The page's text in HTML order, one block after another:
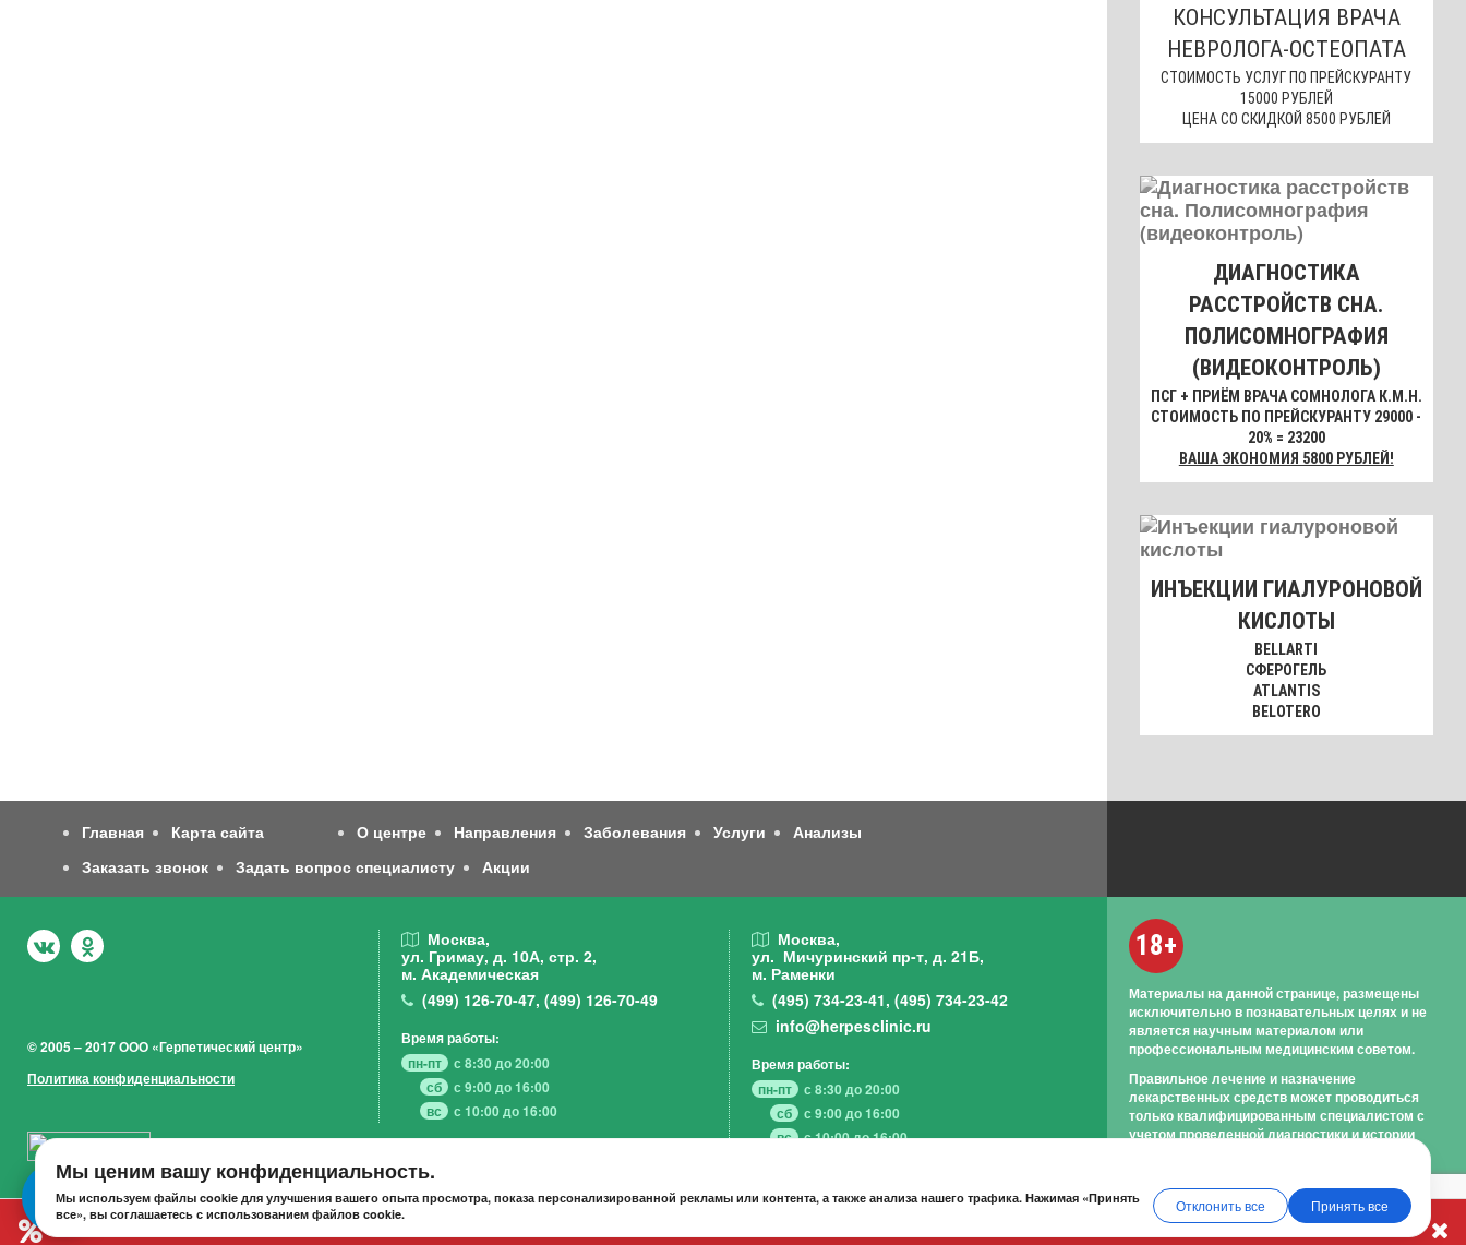
КОНСУЛЬТАЦИЯ ВРАЧА
НЕВРОЛОГА-ОСТЕОПАТА
СТОИМОСТЬ УСЛУГ ПО ПРЕЙСКУРАНТУ
15000 РУБЛЕЙ
ЦЕНА СО СКИДКОЙ 8500 РУБЛЕЙ
ДИАГНОСТИКА
РАССТРОЙСТВ СНА.
ПОЛИСОМНОГРАФИЯ
(ВИДЕОКОНТРОЛЬ)
ПСГ + ПРИЁМ ВРАЧА СОМНОЛОГА К.М.Н.
СТОИМОСТЬ ПО ПРЕЙСКУРАНТУ 29000 -
20% = 23200
ВАША ЭКОНОМИЯ 5800 РУБЛЕЙ!
ИНЪЕКЦИИ ГИАЛУРОНОВОЙ
КИСЛОТЫ
BELLARTI
СФЕРОГЕЛЬ
ATLANTIS
BELOTERO
Главная Карта сайта О центре Направления Заболевания Услуги
Анализы
Заказать звонок
Задать вопрос специалисту Акции
© 2005 – 2017 ООО «Герпетический центр»
Политика конфиденциальности
Москва,
ул. Гримау, д. 10А, стр. 2,
м. Академическая
(499) 126-70-47, (499) 126-70-49
Время работы:
пн-пт
с 8:30 до 20:00
сб
с 9:00 до 16:00
вс
с 10:00 до 16:00
Москва,
ул. Мичуринский пр-т, д. 21Б,
м. Раменки
(495)734-23-41,(495)734-23-42
info@herpesclinic.ru
Время работы:
пн-пт
с 8:30 до 20:00
сб
с 9:00 до 16:00
вс
с 10:00 до 16:00
18+
Материалы на данной странице, размещены
исключительно в познавательных целях и не
является научным материалом или
профессиональным медицинским советом.
Правильное лечение и назначение
лекарственных средств может проводиться
только квалифицированным специалистом с
учетом проведенной диагностики и истории
Мы ценим вашу конфиденциальность.
Мы используем файлы cookie для улучшения вашего опыта просмотра, показа персонализированной рекламы или контента, а также анализа нашего трафика. Нажимая «Принять
все», вы соглашаетесь с использованием файлов cookie.
Отклонить все Принять все